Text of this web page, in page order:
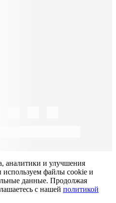
аналитики и улучшения
используем файлы cookie и
данные. Продолжая
с нашей политикой